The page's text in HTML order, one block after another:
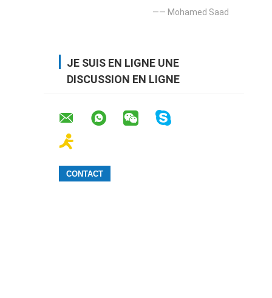
—— Mohamed Saad
JE SUIS EN LIGNE UNE
DISCUSSION EN LIGNE